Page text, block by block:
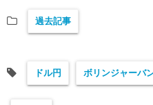
過去記事
ドル円 ボリンジャーバ